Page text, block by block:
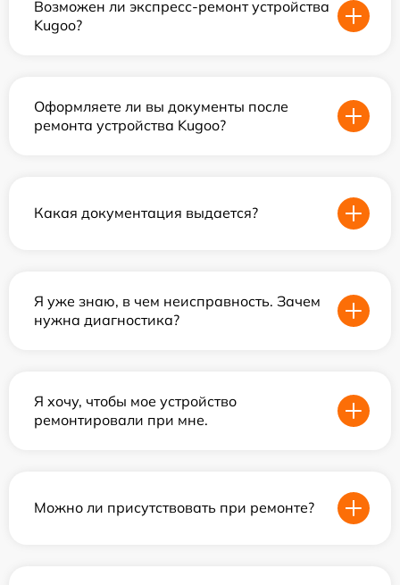
Возможен ли экспресс-ремонт устройства
Kugoo?
Оформляете ли вы документы после
ремонта устройства Kugoo?
Какая документация выдается?
Я уже знаю, в чем неисправность. Зачем
нужна диагностика?
Я хочу, чтобы мое устройство
ремонтировали при мне.
Можно ли присутствовать при ремонте?